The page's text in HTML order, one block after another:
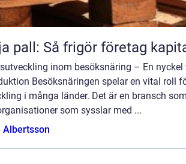
pall: Så frigör företag
inom besöksnäring – En
Besöksnäringen spelar en vital roll
i många länder. Det är en bransch
som sysslar med ...
Albertsson